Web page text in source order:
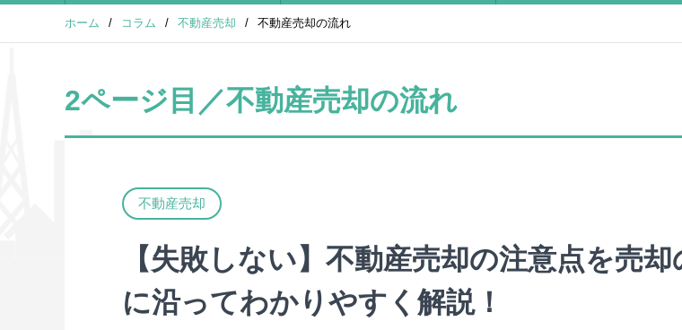
ホーム / コラム / 不動産売却 / 不動産売却の流れ
2ページ目／不動産売却の流れ
不動産売却
【失敗しない】不動産売却の注意点を売
に沿ってわかりやすく解説！